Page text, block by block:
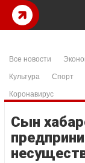
Все новости
Культура
Спорт
Коронавирус
Сын